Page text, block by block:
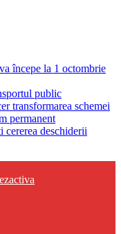
începe la 1 octombrie
public
transformarea schemei
permanent
cererea deschiderii